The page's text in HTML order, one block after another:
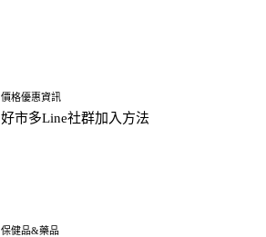
價格優惠資訊
好市多Line社群加入方法
保健品&藥品